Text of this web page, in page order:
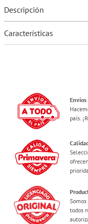
Descripción
Características
Envíos
país.
todos